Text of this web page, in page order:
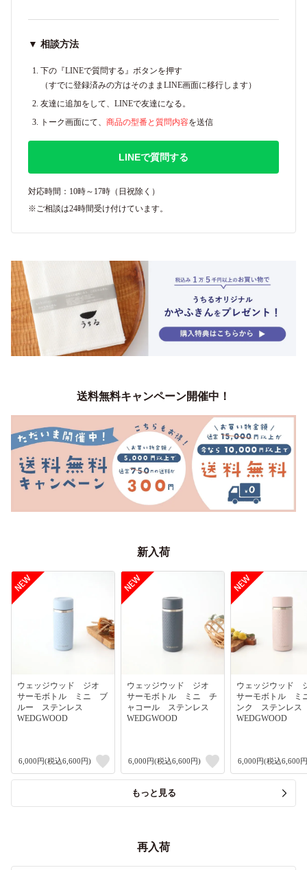
▼ 相談方法
下の『LINEで質問する』ボタンを押す
（すでに登録済みの方はそのままLINE画面に移行します）
友達に追加をして、LINEで友達になる。
トーク画面にて、 商品の型番と質問内容を送信
LINEで質問する
対応時間：10時～17時（日祝除く）
※ご相談は24時間受け付けています。
送料無料キャンペーン開催中！
新入荷
ウェッジウッド ジオ
サーモボトル ミニ ブ
ルー ステンレス
WEDGWOOD
6,000円(税込6,600円)
ウェッジウッド ジオ
サーモボトル ミニ チ
ャコール ステンレス
WEDGWOOD
6,000円(税込6,600円)
ウェッジウッド
サーモボトル
ンク ステンレ
WEDGWOOD
6,000円(税込6,600
もっと見る
再入荷